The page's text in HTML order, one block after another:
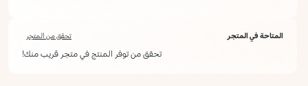
المتاحة في المتجر تحقق من المتجر
تحقق من توفر المنتج في متجر قريب منك!